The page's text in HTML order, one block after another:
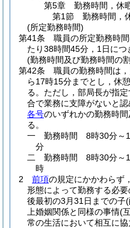
第5章
勤務時間，休
第1節
勤務時間，
(所定勤務時間)
第41条
職員の所定勤務時
たり38時間45分，1日につ
(勤務時間及び勤務時間の
第42条
職員の勤務時間は
ら17時15分までとし，休
る。 ただし，部局長が指
合で業務に支障がないと
各号のいずれかの勤務時
る。
一
勤務時間 8時30分
分
二
勤務時間 8時30分
時
2
前項の規定にかかわらず
形態によって勤務する必
後最初の3月31日までの子
上婚姻関係と同様の事情(
常の生活において相互に